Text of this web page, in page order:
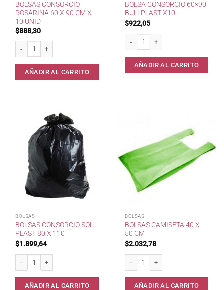
BOLSAS CONSORCIO
ROSARINA 60 X 90 CM X
10 UNID
$888,30
Bolsas consorcio Rosarina 60 x 90 cm x 10 unid cantidad
AÑADIR AL CARRITO
BOLSA CONSORCIO 60×90
BULLPLAST X10
$922,05
AÑADIR AL CARRITO
BOLSAS
BOLSAS CONSORCIO SOL
PLAST 80 X 110
$1.899,64
AÑADIR AL CARRITO
BOLSAS
BOLSAS CAMISETA 40 X
50 CM
$2.032,78
AÑADIR AL CARRITO